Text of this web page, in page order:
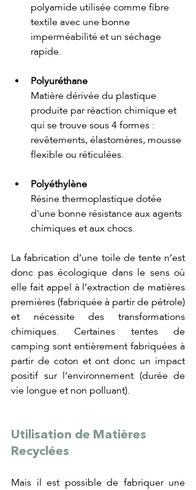
polyamide utilisée comme fibre
textile avec une bonne
imperméabilité et un séchage
rapide.
Polyuréthane
Matière dérivée du plastique
produite par réaction chimique et
qui se trouve sous 4 formes :
revêtements, élastomères, mousse
flexible ou réticulées.
Polyéthylène
Résine thermoplastique dotée
d'une bonne résistance aux agents
chimiques et aux chocs.
La fabrication d’une toile de tente n’est
donc pas écologique dans le sens où
elle fait appel à l’extraction de matières
premières (fabriquée à partir de pétrole)
et nécessite des transformations
chimiques. Certaines tentes de
camping sont entièrement fabriquées à
partir de coton et ont donc un impact
positif sur l’environnement (durée de
vie longue et non polluant).
Utilisation de Matières
Recyclées
Mais il est possible de fabriquer une